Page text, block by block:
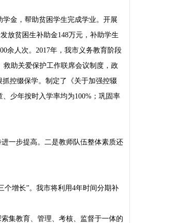
金，帮助贫困学生完成学业。开展
放贫困生补助金148万元，补助学生
余人次。2017年，我市义务教育阶段
救助关爱保护工作联席会议制度，政
控缀保学。制定了《关于加强控辍
少年按时入学率均为100%；巩固率
一步提高。二是教师队伍整体素质还
个增长”。我市将利用4年时间分期补
集教育、管理、考核、监督于一体的